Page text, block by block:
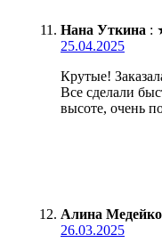
Нана Уткина :
25.04.2025
Крутые!
Все сделали
высоте, очень
Алина Медейко
26.03.2025